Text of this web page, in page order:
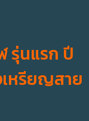
รุ่นแรก ปี
เหรียญสาย